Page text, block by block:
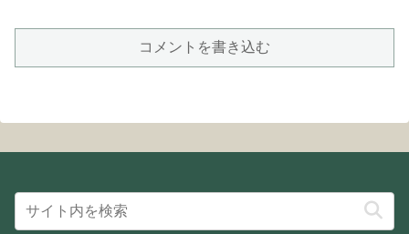
コメントを書き込む